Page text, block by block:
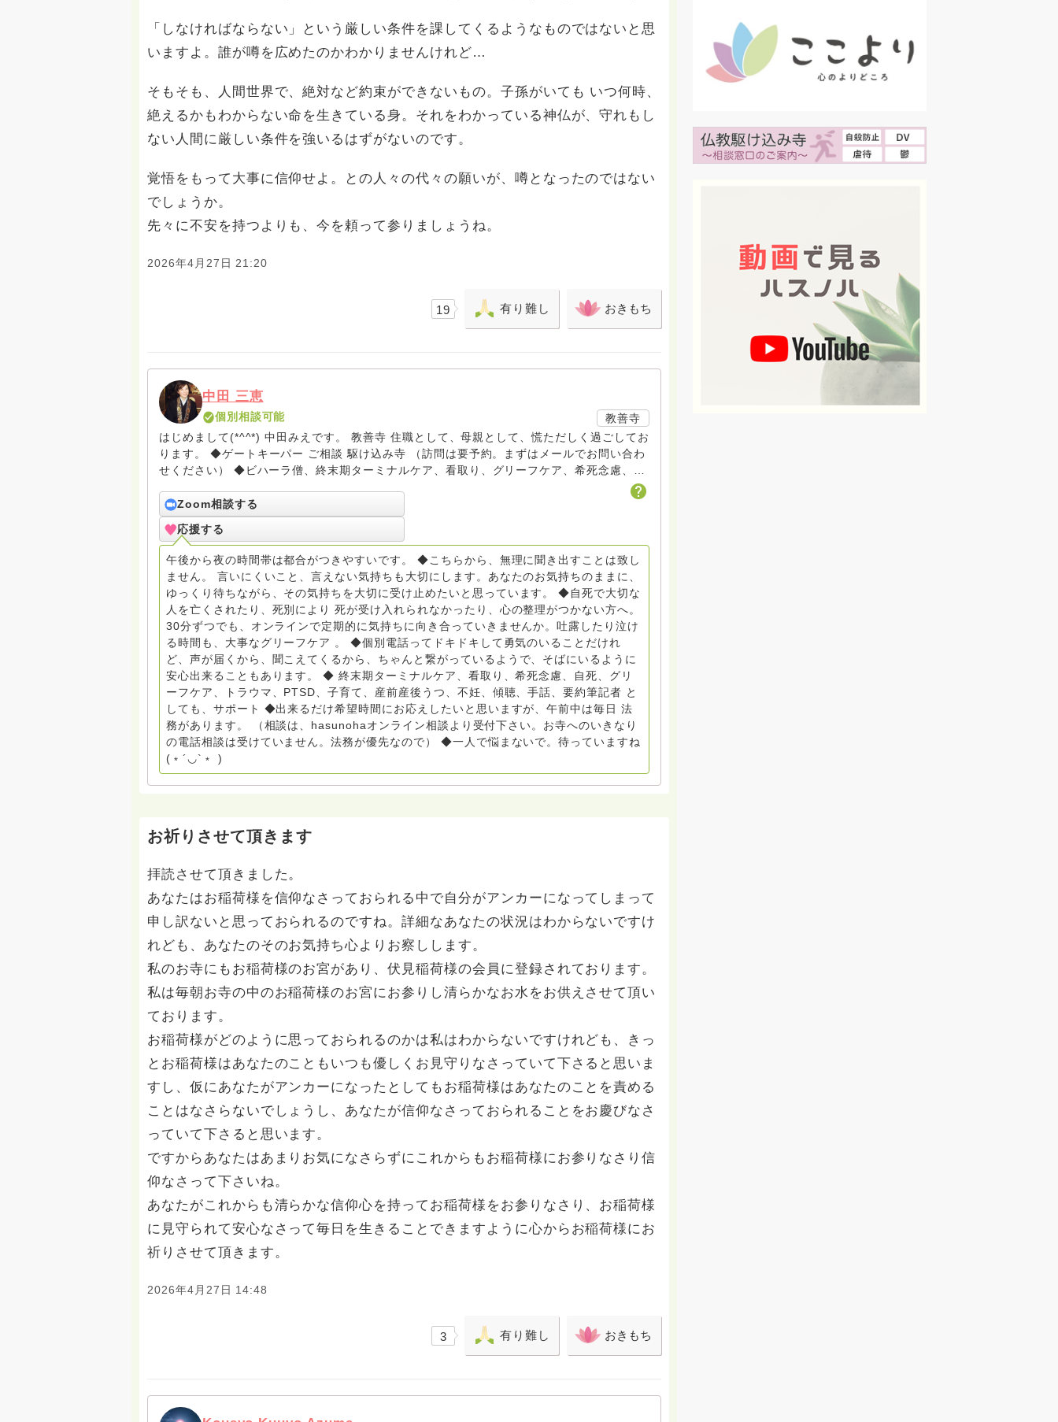
「しなければならない」という厳しい条件を課してくるようなものではないと思
いますよ。誰が噂を広めたのかわかりませんけれど…
そもそも、人間世界で、絶対など約束ができないもの。子孫がいても いつ何時、
絶えるかもわからない命を生きている身。それをわかっている神仏が、守れもし
ない人間に厳しい条件を強いるはずがないのです。
覚悟をもって大事に信仰せよ。との人々の代々の願いが、噂となったのではない
でしょうか。
先々に不安を持つよりも、今を頼って参りましょうね。
2026年4月27日 21:20
19 有り難し おきもち
中田 三恵
個別相談可能
教善寺
はじめまして(*^^*) 中田みえです。 教善寺 住職として、母親として、慌ただしく過ごしてお
ります。 ◆ゲートキーパー ご相談 駆け込み寺 （訪問は要予約。まずはメールでお問い合わ
せください） ◆ビハーラ僧、終末期ターミナルケア、看取り、グリーフケア、希死念慮、自
死、産前産後うつ、育児、DV、デートDV、トラウマ、PTSD、傾聴トレーナー、手話、要約
筆記、行政相談員、女性支援員、小学校 中学校支援員としても、ケアサポートをしていま
す。 ◆一般社団法人『グリーフケアともしび』理事長 【ともしび遺族会】運営 毎月 第１
金・昼夜2回開催（大阪駅前第3ビル） 14：00〜，18：00〜 お問い合わせ申込⬇️こちらから
griefcare.tomoshibi@icloud.com ＊この活動は皆さまのご支援により支えられておりま
す。ご協力をよろしくお願いします。 ゆうちょ銀行 口座番号 普通408-6452769 一般社団
法人グリーフケアともしび ◆『ビハーラサロン おしゃべりカフェひだまり』 ビハーラ和歌
山代表 居場所運営 問い合わせ申込⬇️こちらから griefcare.tomoshibi@icloud.com ◆GEは
しもとサピュイエ 所属 （Gender Equity 誰もが自分らしく生きることができる社会をめざ
して）DV・女性支援 ◆認定NPO京都自死自殺相談センターSotto 元グリーフサポート委員長
（2018〜2024） ◆保育士.幼稚園教諭.小学校教諭. レクリエーションインストラクター.中学
校DV授業 10年間 保育 教育の現場で 総主任として勤めた経験も生かしつつ、お話できるこ
とがあれば 幸いです。 いつも あなたとともに。南無阿弥陀仏 ここでは、宗旨を問いませ
ん。 まずは、ひとりで抱え込まないで。 来寺お問い合わせは⬇️こちらから
miehimeyo@gmail.com ※時間を割いて、あなたに向き合っています。 ですので、過去の質
問へのお返事がない方には、応えていません。お礼回答がある方を優先しています。 懇志応
援も宜しくお願いします。 ※個別相談は、hasunohaオンライン相談より受け付けていま
す。お寺への いきなりの電話相談は受け付けておりません。また夜中や早朝の電話もご遠慮
ください。 法務を優先させてください。
Zoom相談する
応援する
午後から夜の時間帯は都合がつきやすいです。 ◆こちらから、無理に聞き出すことは致し
ません。 言いにくいこと、言えない気持ちも大切にします。あなたのお気持ちのままに、
ゆっくり待ちながら、その気持ちを大切に受け止めたいと思っています。 ◆自死で大切な
人を亡くされたり、死別により 死が受け入れられなかったり、心の整理がつかない方へ。
30分ずつでも、オンラインで定期的に気持ちに向き合っていきませんか。吐露したり泣け
る時間も、大事なグリーフケア 。 ◆個別電話ってドキドキして勇気のいることだけれ
ど、声が届くから、聞こえてくるから、ちゃんと繋がっているようで、そばにいるように
安心出来ることもあります。 ◆ 終末期ターミナルケア、看取り、希死念慮、自死、グリ
ーフケア、トラウマ、PTSD、子育て、産前産後うつ、不妊、傾聴、手話、要約筆記者 と
しても、サポート ◆出来るだけ希望時間にお応えしたいと思いますが、午前中は毎日 法
務があります。 （相談は、hasunohaオンライン相談より受付下さい。お寺へのいきなり
の電話相談は受けていません。法務が優先なので） ◆一人で悩まないで。待っていますね
(﹡´◡`﹡ )
お祈りさせて頂きます
拝読させて頂きました。
あなたはお稲荷様を信仰なさっておられる中で自分がアンカーになってしまって
申し訳ないと思っておられるのですね。詳細なあなたの状況はわからないですけ
れども、あなたのそのお気持ち心よりお察しします。
私のお寺にもお稲荷様のお宮があり、伏見稲荷様の会員に登録されております。
私は毎朝お寺の中のお稲荷様のお宮にお参りし清らかなお水をお供えさせて頂い
ております。
お稲荷様がどのように思っておられるのかは私はわからないですけれども、きっ
とお稲荷様はあなたのこともいつも優しくお見守りなさっていて下さると思いま
すし、仮にあなたがアンカーになったとしてもお稲荷様はあなたのことを責める
ことはなさらないでしょうし、あなたが信仰なさっておられることをお慶びなさ
っていて下さると思います。
ですからあなたはあまりお気になさらずにこれからもお稲荷様にお参りなさり信
仰なさって下さいね。
あなたがこれからも清らかな信仰心を持ってお稲荷様をお参りなさり、お稲荷様
に見守られて安心なさって毎日を生きることできますように心からお稲荷様にお
祈りさせて頂きます。
2026年4月27日 14:48
3 有り難し おきもち